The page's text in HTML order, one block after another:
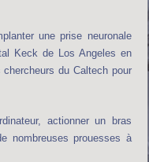
une prise neuronale
Keck de Los Angeles en
du Caltech pour
actionner un bras
nombreuses prouesses à